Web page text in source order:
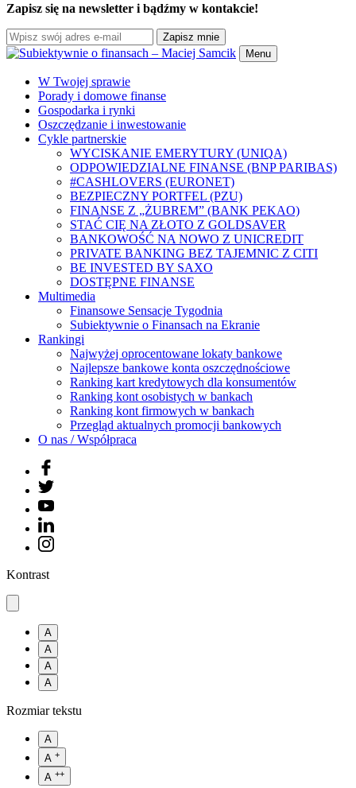
Zapisz się na newsletter i bądźmy w kontakcie!
Zapisz mnie
Menu
W Twojej sprawie
Porady i domowe finanse
Gospodarka i rynki
Oszczędzanie i inwestowanie
Cykle partnerskie
WYCISKANIE EMERYTURY (UNIQA)
ODPOWIEDZIALNE FINANSE (BNP PARIBAS)
#CASHLOVERS (EURONET)
BEZPIECZNY PORTFEL (PZU)
FINANSE Z „ŻUBREM” (BANK PEKAO)
STAĆ CIĘ NA ZŁOTO Z GOLDSAVER
BANKOWOŚĆ NA NOWO Z UNICREDIT
PRIVATE BANKING BEZ TAJEMNIC Z CITI
BE INVESTED BY SAXO
DOSTĘPNE FINANSE
Multimedia
Finansowe Sensacje Tygodnia
Subiektywnie o Finansach na Ekranie
Rankingi
Najwyżej oprocentowane lokaty bankowe
Najlepsze bankowe konta oszczędnościowe
Ranking kart kredytowych dla konsumentów
Ranking kont osobistych w bankach
Ranking kont firmowych w bankach
Przegląd aktualnych promocji bankowych
O nas / Współpraca
Kontrast
A
A
A
A
Rozmiar tekstu
A
A +
A ++